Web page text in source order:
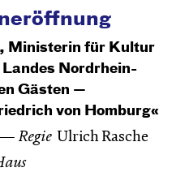
Ministerin für Kultur
Nordrhein-
Gästen —
von Homburg«
Regie Ulrich Rasche